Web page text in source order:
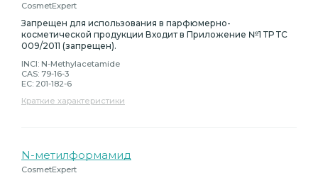
CosmetExpert
Запрещен для использования в парфюмерно-
косметической продукции Входит в Приложение №1 ТР ТС
009/2011 (запрещен).
INCI: N-Methylacetamide
CAS: 79-16-3
EC: 201-182-6
Краткие характеристики
N-метилформамид
CosmetExpert